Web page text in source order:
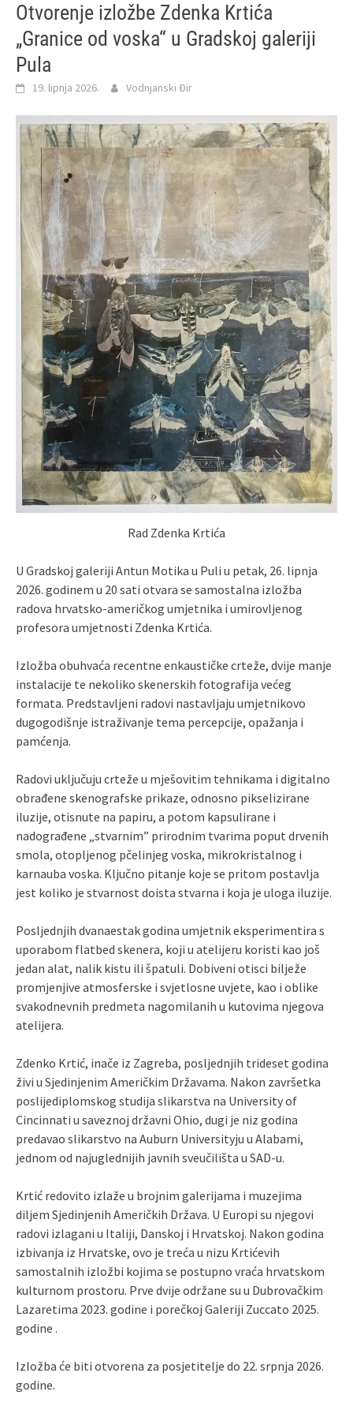
Otvorenje izložbe Zdenka Krtića
„Granice od voska“ u Gradskoj galeriji
Pula
19. lipnja 2026. Vodnjanski Đir
Rad Zdenka Krtića
U Gradskoj galeriji Antun Motika u Puli u petak, 26. lipnja
2026. godinem u 20 sati otvara se samostalna izložba
radova hrvatsko-američkog umjetnika i umirovljenog
profesora umjetnosti Zdenka Krtića.
Izložba obuhvaća recentne enkaustičke crteže, dvije manje
instalacije te nekoliko skenerskih fotografija većeg
formata. Predstavljeni radovi nastavljaju umjetnikovo
dugogodišnje istraživanje tema percepcije, opažanja i
pamćenja.
Radovi uključuju crteže u mješovitim tehnikama i digitalno
obrađene skenografske prikaze, odnosno pikselizirane
iluzije, otisnute na papiru, a potom kapsulirane i
nadograđene „stvarnim” prirodnim tvarima poput drvenih
smola, otopljenog pčelinjeg voska, mikrokristalnog i
karnauba voska. Ključno pitanje koje se pritom postavlja
jest koliko je stvarnost doista stvarna i koja je uloga iluzije.
Posljednjih dvanaestak godina umjetnik eksperimentira s
uporabom flatbed skenera, koji u atelijeru koristi kao još
jedan alat, nalik kistu ili špatuli. Dobiveni otisci bilježe
promjenjive atmosferske i svjetlosne uvjete, kao i oblike
svakodnevnih predmeta nagomilanih u kutovima njegova
atelijera.
Zdenko Krtić, inače iz Zagreba, posljednjih trideset godina
živi u Sjedinjenim Američkim Državama. Nakon završetka
poslijediplomskog studija slikarstva na University of
Cincinnati u saveznoj državni Ohio, dugi je niz godina
predavao slikarstvo na Auburn Universityju u Alabami,
jednom od najuglednijih javnih sveučilišta u SAD-u.
Krtić redovito izlaže u brojnim galerijama i muzejima
diljem Sjedinjenih Američkih Država. U Europi su njegovi
radovi izlagani u Italiji, Danskoj i Hrvatskoj. Nakon godina
izbivanja iz Hrvatske, ovo je treća u nizu Krtićevih
samostalnih izložbi kojima se postupno vraća hrvatskom
kulturnom prostoru. Prve dvije održane su u Dubrovačkim
Lazaretima 2023. godine i porečkoj Galeriji Zuccato 2025.
godine .
Izložba će biti otvorena za posjetitelje do 22. srpnja 2026.
godine.